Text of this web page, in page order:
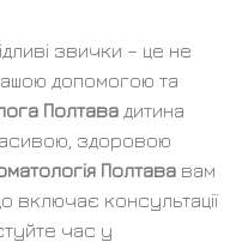
звички – це не
допомогою та
Полтава дитина
здоровою
Полтава вам
включає консультації
час у